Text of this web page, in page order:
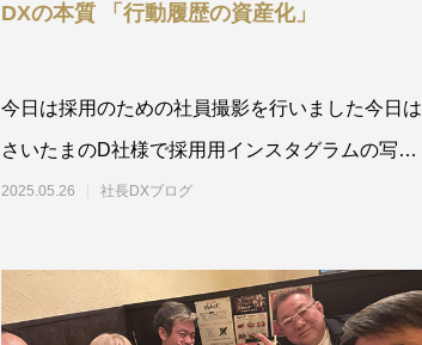
DXの本質 「行動履歴の資産化」
今日は採用のための社員撮影を行いました今日は
さいたまのD社様で採用用インスタグラムの写真
撮影を行いました。実はインス
2025.05.26 社長DXブログ